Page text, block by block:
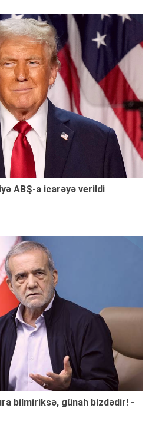
ABŞ-a icarəyə verildi
bilmiriksə, günah bizdədir! -